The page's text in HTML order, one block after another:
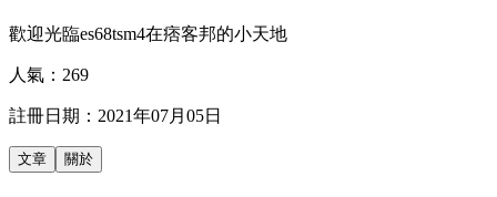
歡迎光臨es68tsm4在痞客邦的小天地
人氣： 269
註冊日期： 2021年07月05日
文章 關於